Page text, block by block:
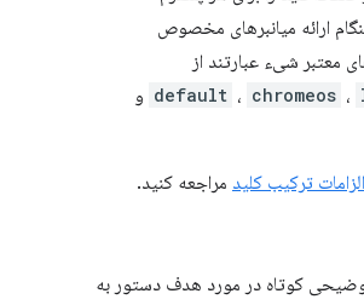
ارائه میانبرهای مخصوص
معتبر شیء عبارتند از
default ، chromeos ، و
ترکیب کلید مراجعه کنید.
کوتاه در مورد هدف دستور به